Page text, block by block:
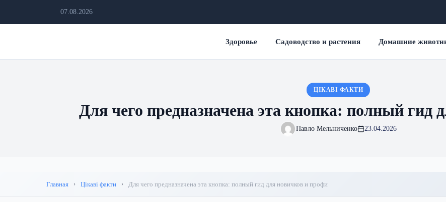
07.08.2026
Здоровье Садоводство и растения Домашние
ЦІКАВІ ФАКТИ
Для чего предназначена эта кнопка: полный гид
Павло Мельниченко 23.04.2026
Главная Цікаві факти Для чего предназначена эта кнопка: полный гид для новичков и профи